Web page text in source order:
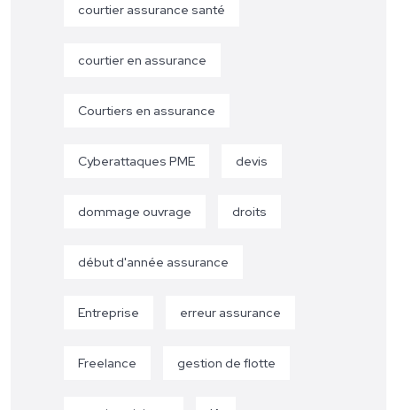
courtier assurance santé
courtier en assurance
Courtiers en assurance
Cyberattaques PME devis
dommage ouvrage droits
début d'année assurance
Entreprise erreur assurance
Freelance gestion de flotte